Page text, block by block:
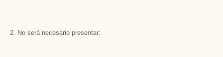
2. No será necesario presentar: